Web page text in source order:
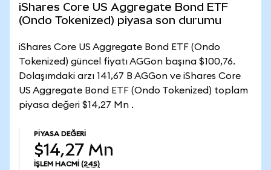
iShares Core US Aggregate Bond ETF
(Ondo Tokenized) piyasa son durumu
iShares Core US Aggregate Bond ETF (Ondo
Tokenized) güncel fiyatı AGGon başına $100,76.
Dolaşımdaki arzı 141,67 B AGGon ve iShares Core
US Aggregate Bond ETF (Ondo Tokenized) toplam
piyasa değeri $14,27 Mn .
PIYASA DEĞERI
$14,27 Mn
İŞLEM HACMI (24S)